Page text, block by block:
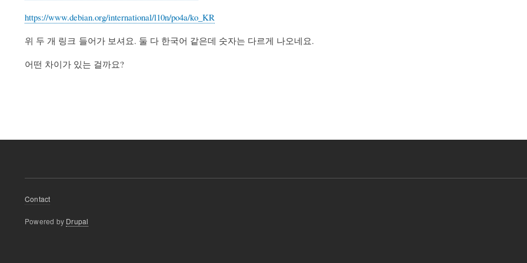
https://www.debian.org/international/l10n/po4a/ko_KR
위 두 개 링크 들어가 보셔요. 둘 다 한국어 같은데 숫자는 다르게 나오네요.
어떤 차이가 있는 걸까요?
Footer
Contact
Powered by Drupal